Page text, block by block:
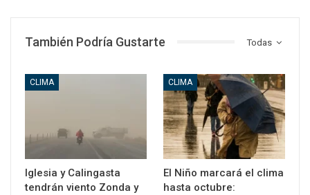
Todas
También Podría Gustarte
CLIMA
Iglesia y Calingasta
tendrán viento Zonda y
CLIMA
El Niño marcará el clima
hasta octubre: